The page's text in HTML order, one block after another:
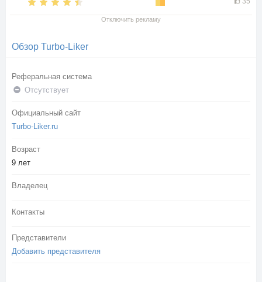
Отключить рекламу
Обзор Turbo-Liker
Реферальная система
Отсутствует
Официальный сайт
Turbo-Liker.ru
Возраст
9 лет
Владелец
Контакты
Представители
Добавить представителя